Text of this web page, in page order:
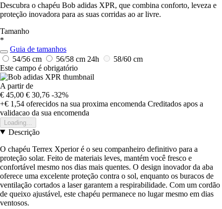
Descubra o chapéu Bob adidas XPR, que combina conforto, leveza e
proteção inovadora para as suas corridas ao ar livre.
Tamanho
*
Guia de tamanhos
54/56 cm
56/58 cm 24h
58/60 cm
Este campo é obrigatório
A partir de
€ 45,00 € 30,76 -32%
+€ 1,54 oferecidos na sua proxima encomenda Creditados apos a
validacao da sua encomenda
Loading...
Descrição
O chapéu Terrex Xperior é o seu companheiro definitivo para a
proteção solar. Feito de materiais leves, mantém você fresco e
confortável mesmo nos dias mais quentes. O design inovador da aba
oferece uma excelente proteção contra o sol, enquanto os buracos de
ventilação cortados a laser garantem a respirabilidade. Com um cordão
de queixo ajustável, este chapéu permanece no lugar mesmo em dias
ventosos.